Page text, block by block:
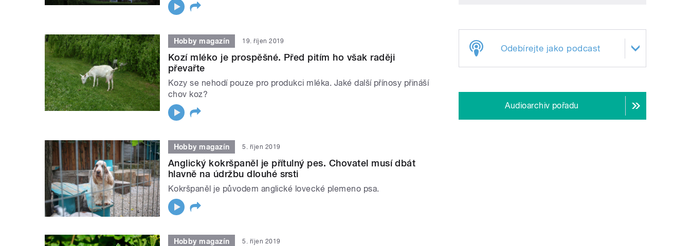
Hobby magazín 19. říjen 2019
Kozí mléko je prospěšné. Před pitím ho však raději
převařte
Kozy se nehodí pouze pro produkci mléka. Jaké další přínosy přináší
chov koz?
Hobby magazín 5. říjen 2019
Anglický kokršpaněl je přítulný pes. Chovatel musí dbát
hlavně na údržbu dlouhé srsti
Kokršpaněl je původem anglické lovecké plemeno psa.
Hobby magazín 5. říjen 2019
Odebírejte jako podcast
Audioarchiv pořadu